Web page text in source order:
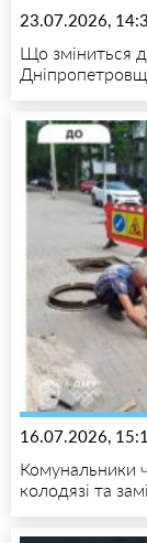
23.07.2026,
Що зміниться
16.07.2026,
Комунальники
колодязі та